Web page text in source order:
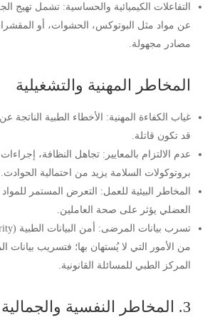
التفاعلات الكيميائية والحساسية: تشمل تهيج
عن مواد مثل البوتوكس، الحشوات، أو
مصادر مجهولة.
المخاطر المهنية والتشغيلية
غياب الكفاءة المهنية: الأخطاء الطبية الناتجة
قد تكون قاتلة.
عدم الالتزام بالمعايير: تجاهل النظافة، إجراءات
بروتوكولات السلامة يزيد من احتمالية الحوادث.
المخاطر البيئية للعمل: التعرض المستمر للمواد
العضلي يؤثر على صحة العاملين.
من الأمور التي لا يُستهان بها؛ فتسريب
المركز الطبي للمسائلة القانونية.
3. المخاطر النفسية والجمالية